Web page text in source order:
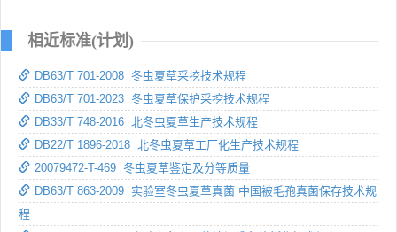
相近标准(计划)
DB63/T 701-2008 冬虫夏草采挖技术规程
DB63/T 701-2023 冬虫夏草保护采挖技术规程
DB33/T 748-2016 北冬虫夏草生产技术规程
DB22/T 1896-2018 北冬虫夏草工厂化生产技术规程
20079472-T-469 冬虫夏草鉴定及分等质量
DB63/T 863-2009 实验室冬虫夏草真菌 中国被毛孢真菌保存技术规
程